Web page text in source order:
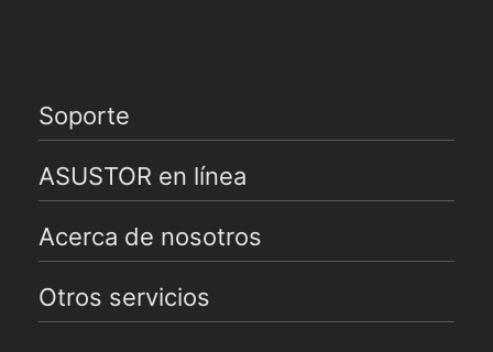
Soporte
ASUSTOR en línea
Acerca de nosotros
Otros servicios